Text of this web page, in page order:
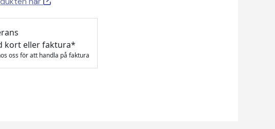
kort eller faktura*
oss för att handla på faktura